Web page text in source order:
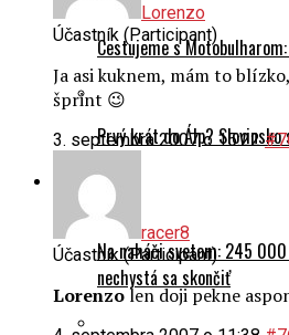
Cestujeme s
Prvý krát do Álp? Slovinsko
Motoporadňa
Na naháči svetom: 245 000
nechystá sa skončiť
Lorenzo
Účastník (Participant)
Ja asi kuknem, mám to
šprint 😉
3. septembra 2007 o 15:22
racer8
Účastník (Participant)
Lorenzolen doji pekne